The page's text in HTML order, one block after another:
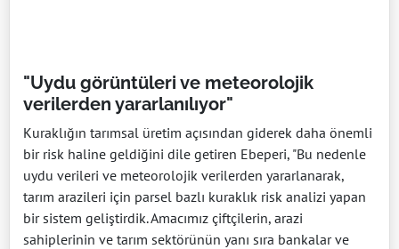
"Uydu görüntüleri ve meteorolojik
verilerden yararlanılıyor"
Kuraklığın tarımsal üretim açısından giderek daha önemli
bir risk haline geldiğini dile getiren Ebeperi, "Bu nedenle
uydu verileri ve meteorolojik verilerden yararlanarak,
tarım arazileri için parsel bazlı kuraklık risk analizi yapan
bir sistem geliştirdik. Amacımız çiftçilerin, arazi
sahiplerinin ve tarım sektörünün yanı sıra bankalar ve